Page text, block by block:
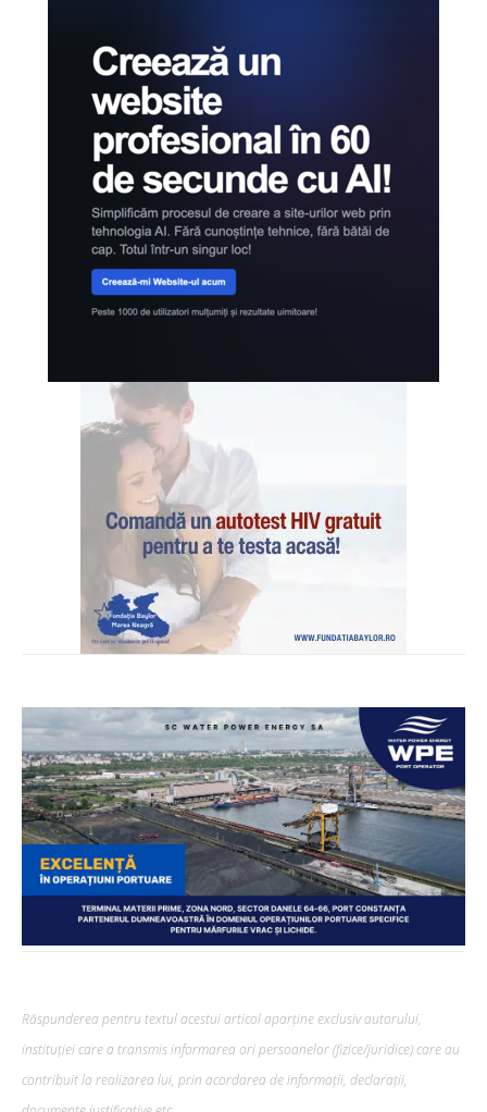
Răspunderea pentru textul acestui articol aparține exclusiv autorului,
instituției care a transmis informarea ori persoanelor (fizice/juridice) care au
contribuit la realizarea lui, prin acordarea de informații, declarații,